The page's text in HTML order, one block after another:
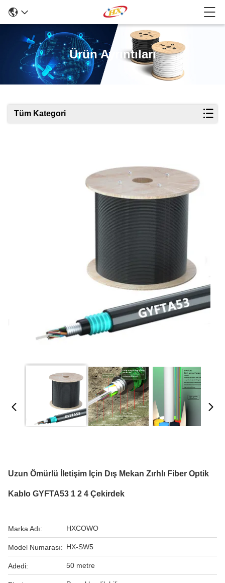
Ürün Ayrıntıları
Tüm Kategori
Uzun Ömürlü İletişim Için Dış Mekan Zırhlı Fiber Optik
Kablo GYFTA53 1 2 4 Çekirdek
Marka Adı: HXCOWO
Model Numarası: HX-SW5
Adedi: 50 metre